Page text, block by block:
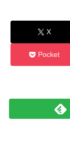
X
Pocket